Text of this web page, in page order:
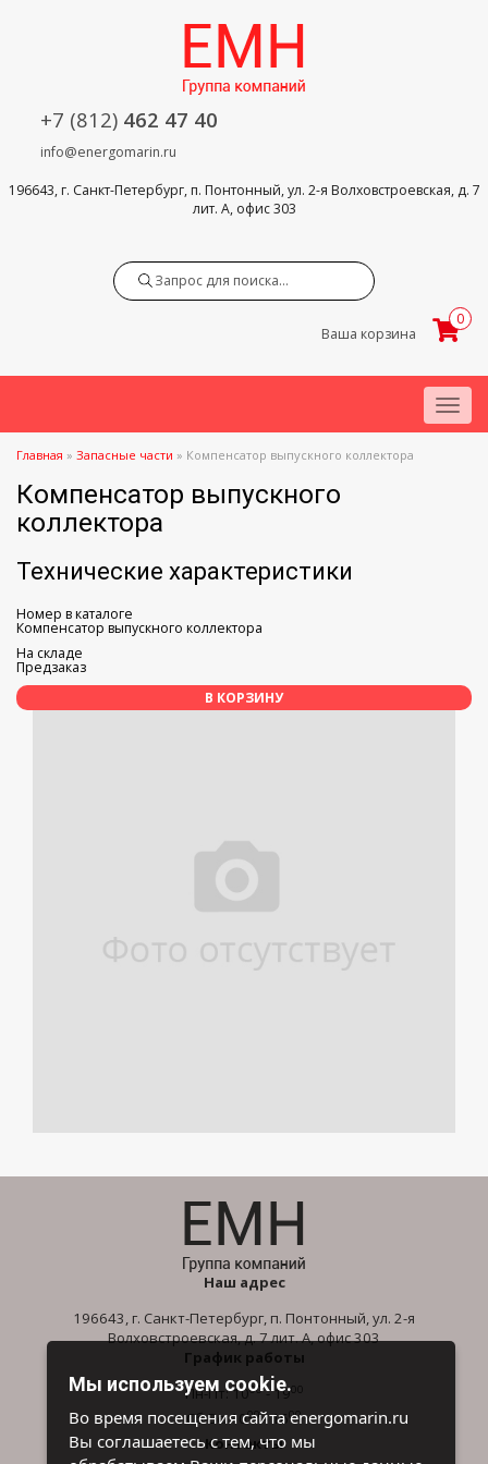
+7 (812) 462 47 40
info@energomarin.ru
196643, г. Санкт-Петербург, п. Понтонный, ул. 2-я Волховстроевская, д. 7
лит. А, офис 303
Ваша корзина
0
Menu
Главная » Запасные части » Компенсатор выпускного коллектора
Компенсатор выпускного
коллектора
Технические характеристики
Номер в каталоге
Компенсатор выпускного коллектора
На складе
Предзаказ
В КОРЗИНУ
Наш адрес
196643, г. Санкт-Петербург, п. Понтонный, ул. 2-я
Волховстроевская, д. 7 лит. А, офис 303
График работы
Пн-Пт: 1000- 1900
Сб-Вс: 1000- 1600
Контакты
Мы используем cookie.
Во время посещения сайта energomarin.ru
Вы соглашаетесь с тем, что мы